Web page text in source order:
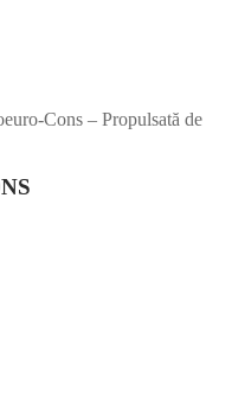
Cons – Propulsată de